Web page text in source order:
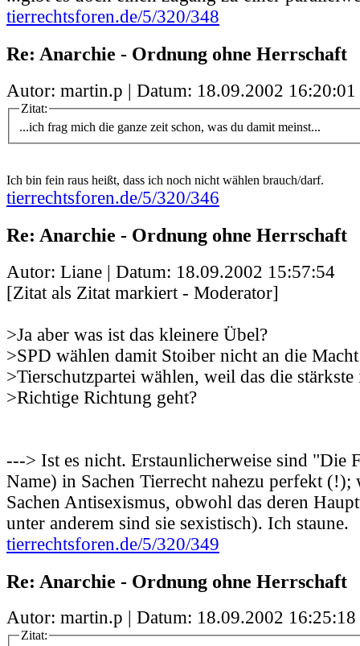
tierrechtsforen.de/5/320/348
Re: Anarchie - Ordnung ohne Herrschaft
Autor: martin.p | Datum: 18.09.2002 16:20:01
Zitat:
...ich frag mich die ganze zeit schon, was du damit meinst...
Ich bin fein raus heißt, dass ich noch nicht wählen brauch/darf.
tierrechtsforen.de/5/320/346
Re: Anarchie - Ordnung ohne Herrschaft
Autor: Liane | Datum: 18.09.2002 15:57:54
[Zitat als Zitat markiert - Moderator]
>Ja aber was ist das kleinere Übel?
>SPD wählen damit Stoiber nicht an die
>Tierschutzpartei wählen, weil das die
>Richtige Richtung geht?
---> Ist es nicht. Erstaunlicherweise sind "Die
Name) in Sachen Tierrecht nahezu perfekt (!);
Sachen Antisexismus, obwohl das deren
unter anderem sind sie sexistisch). Ich staune.
tierrechtsforen.de/5/320/349
Re: Anarchie - Ordnung ohne Herrschaft
Autor: martin.p | Datum: 18.09.2002 16:25:18
Zitat: